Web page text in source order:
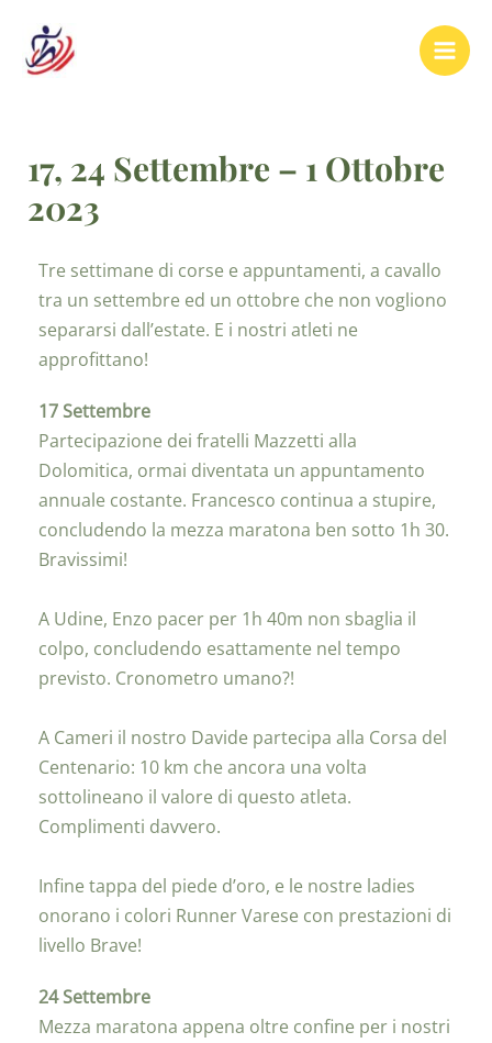
17, 24 Settembre – 1 Ottobre
2023
Tre settimane di corse e appuntamenti, a cavallo
tra un settembre ed un ottobre che non vogliono
separarsi dall’estate. E i nostri atleti ne
approfittano!
17 Settembre
Partecipazione dei fratelli Mazzetti alla
Dolomitica, ormai diventata un appuntamento
annuale costante. Francesco continua a stupire,
concludendo la mezza maratona ben sotto 1h 30.
Bravissimi!
A Udine, Enzo pacer per 1h 40m non sbaglia il
colpo, concludendo esattamente nel tempo
previsto. Cronometro umano?!
A Cameri il nostro Davide partecipa alla Corsa del
Centenario: 10 km che ancora una volta
sottolineano il valore di questo atleta.
Complimenti davvero.
Infine tappa del piede d’oro, e le nostre ladies
onorano i colori Runner Varese con prestazioni di
livello Brave!
24 Settembre
Mezza maratona appena oltre confine per i nostri